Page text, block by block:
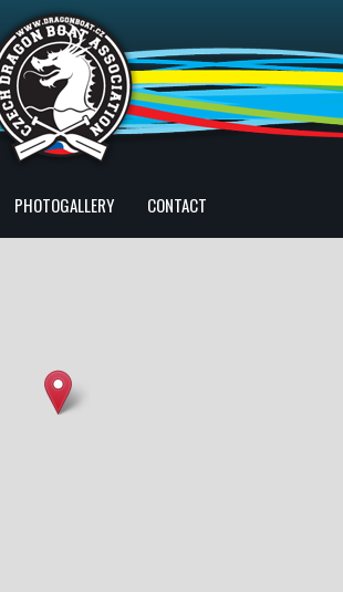
PHOTOGALLERY CONTACT